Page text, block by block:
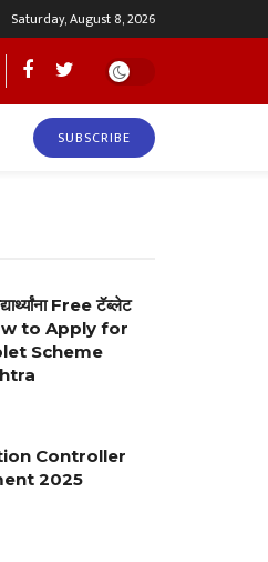
Saturday, August 8, 2026
SUBSCRIBE
Free टॅब्लेट
to Apply for
Scheme
Controller
2025